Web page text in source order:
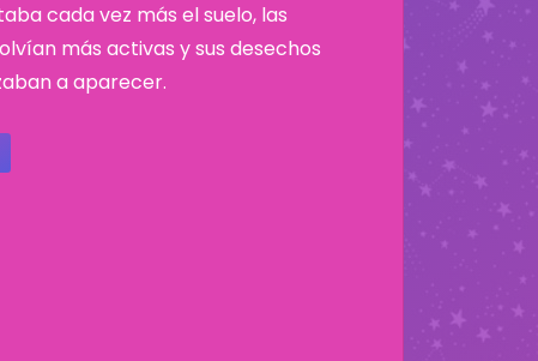
cada vez más el suelo, las
más activas y sus desechos
a aparecer.